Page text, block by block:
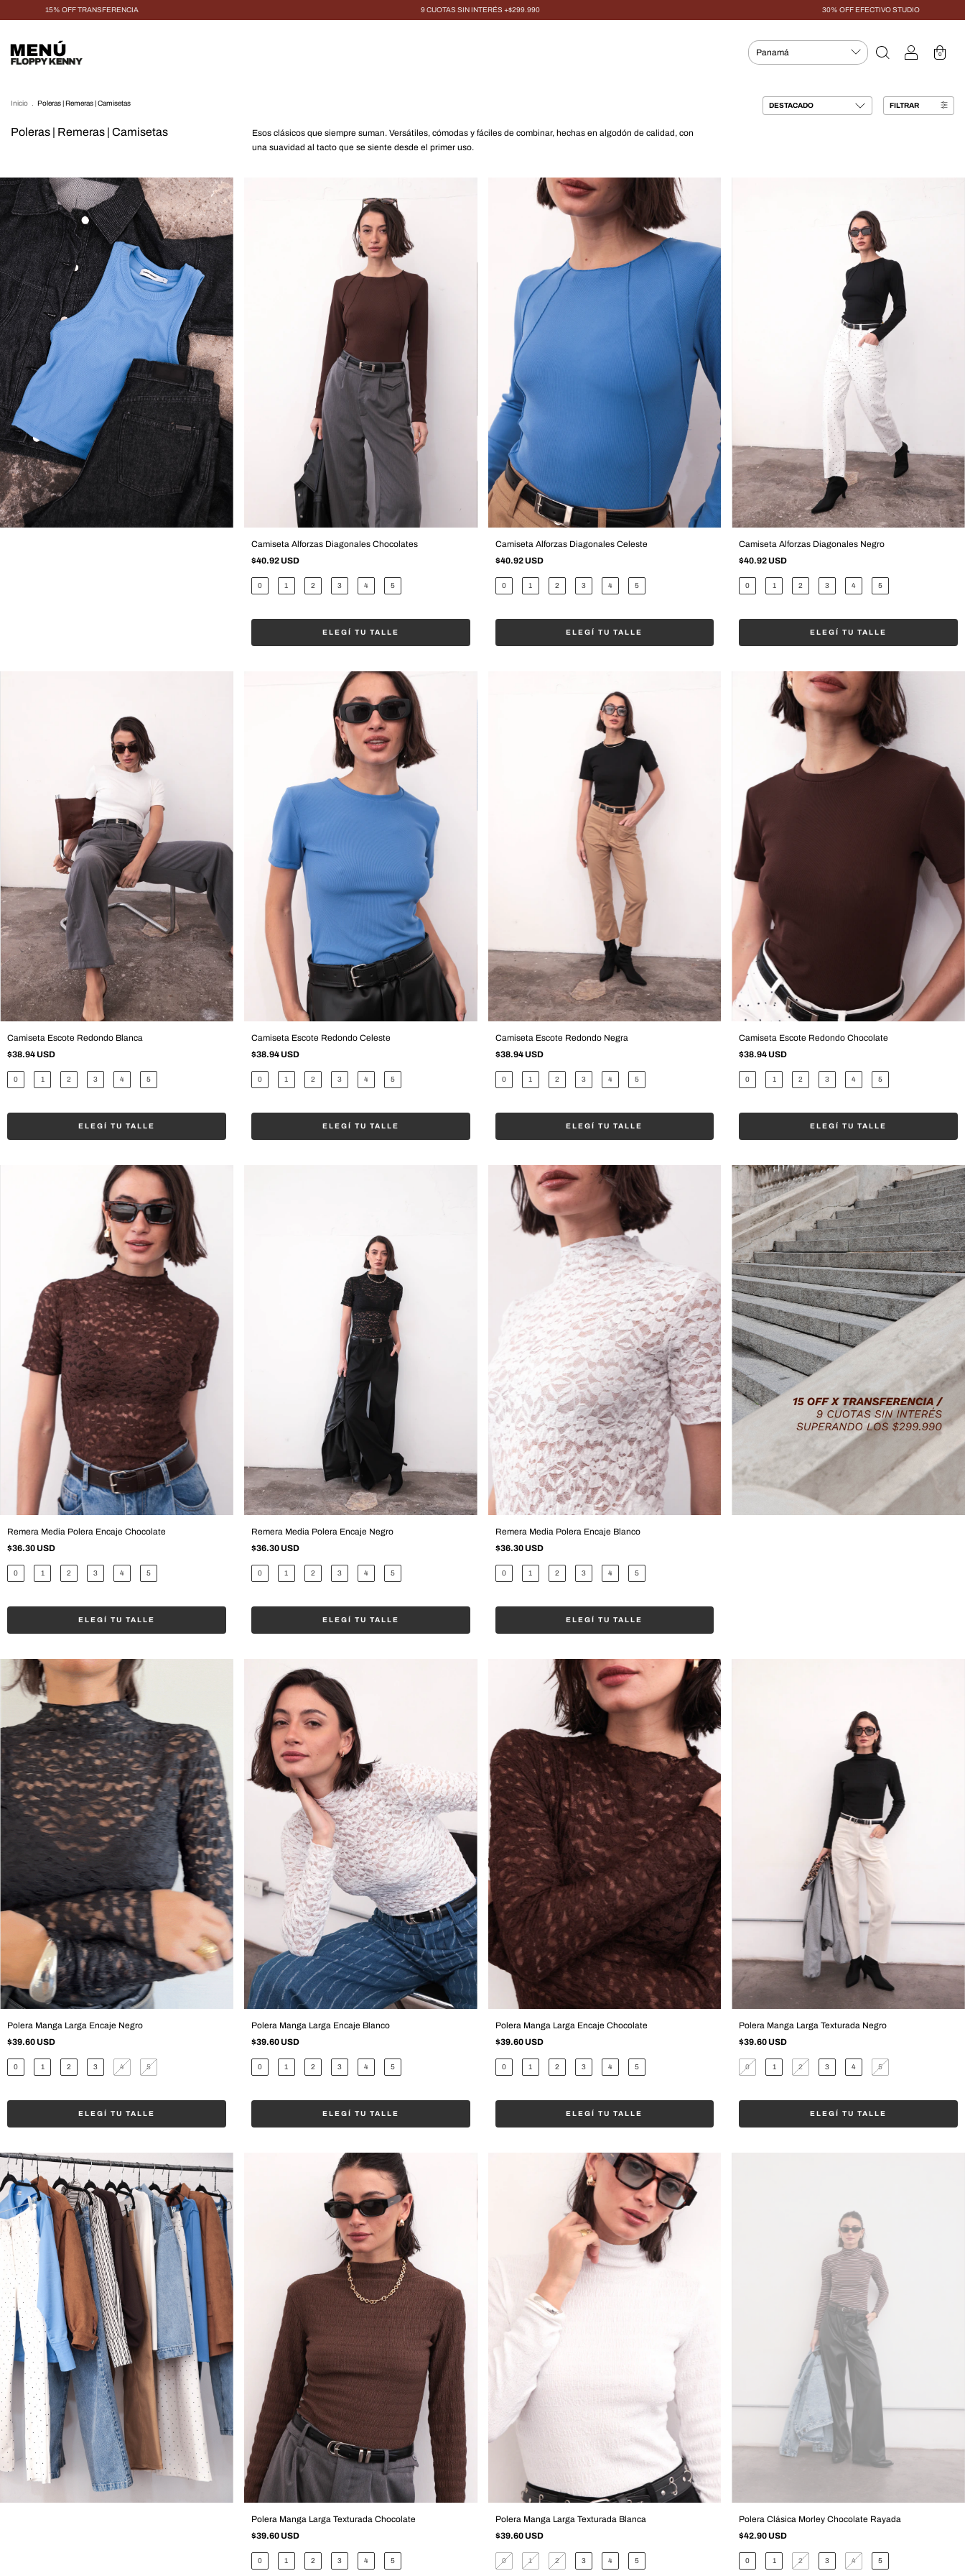
15% OFF TRANSFERENCIA 9 CUOTAS SIN INTERÉS +$299.990 30% OFF EFECTIVO STUDIO
MENÚ 0
Inicio Poleras | Remeras | Camisetas FILTRAR
Poleras | Remeras | Camisetas
Esos clásicos que siempre suman. Versátiles, cómodas y fáciles de combinar, hechas en algodón de calidad, con
una suavidad al tacto que se siente desde el primer uso.
Camiseta Alforzas Diagonales Chocolates
$40.92 USD
0 1 2 3 4 5
ELEGÍ TU TALLE
Camiseta Alforzas Diagonales Celeste
$40.92 USD
0 1 2 3 4 5
ELEGÍ TU TALLE
Camiseta Alforzas Diagonales Negro
$40.92 USD
0 1 2 3 4 5
ELEGÍ TU TALLE
Camiseta Escote Redondo Blanca
$38.94 USD
0 1 2 3 4 5
ELEGÍ TU TALLE
Camiseta Escote Redondo Celeste
$38.94 USD
0 1 2 3 4 5
ELEGÍ TU TALLE
Camiseta Escote Redondo Negra
$38.94 USD
0 1 2 3 4 5
ELEGÍ TU TALLE
Camiseta Escote Redondo Chocolate
$38.94 USD
0 1 2 3 4 5
ELEGÍ TU TALLE
Remera Media Polera Encaje Chocolate
$36.30 USD
0 1 2 3 4 5
ELEGÍ TU TALLE
Remera Media Polera Encaje Negro
$36.30 USD
0 1 2 3 4 5
ELEGÍ TU TALLE
Remera Media Polera Encaje Blanco
$36.30 USD
0 1 2 3 4 5
ELEGÍ TU TALLE
Polera Manga Larga Encaje Negro
$39.60 USD
0 1 2 3 4 5
ELEGÍ TU TALLE
Polera Manga Larga Encaje Blanco
$39.60 USD
0 1 2 3 4 5
ELEGÍ TU TALLE
Polera Manga Larga Encaje Chocolate
$39.60 USD
0 1 2 3 4 5
ELEGÍ TU TALLE
Polera Manga Larga Texturada Negro
$39.60 USD
0 1 2 3 4 5
ELEGÍ TU TALLE
Polera Manga Larga Texturada Chocolate
$39.60 USD
0 1 2 3 4 5
Polera Manga Larga Texturada Blanca
$39.60 USD
0 1 2 3 4 5
Polera Clásica Morley Chocolate Rayada
$42.90 USD
0 1 2 3 4 5